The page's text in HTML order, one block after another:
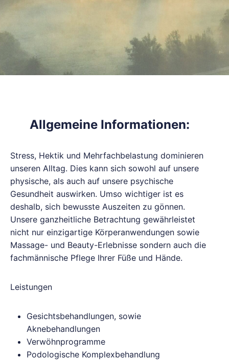
Allgemeine Informationen:
Stress, Hektik und Mehrfachbelastung dominieren
unseren Alltag. Dies kann sich sowohl auf unsere
physische, als auch auf unsere psychische
Gesundheit auswirken. Umso wichtiger ist es
deshalb, sich bewusste Auszeiten zu gönnen.
Unsere ganzheitliche Betrachtung gewährleistet
nicht nur einzigartige Körperanwendungen sowie
Massage- und Beauty-Erlebnisse sondern auch die
fachmännische Pflege Ihrer Füße und Hände.
Leistungen
Gesichtsbehandlungen, sowie
Aknebehandlungen
Verwöhnprogramme
Podologische Komplexbehandlung